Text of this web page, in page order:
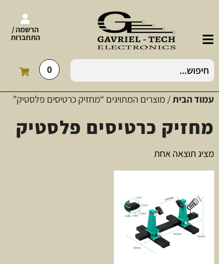
הרשמה /
התחברות
0
עמוד הבית/ מוצרים המתויגים “מחזיק כרטיסים פלסטיק”
מחזיק כרטיסים פלסטיק
מציג תוצאה אחת